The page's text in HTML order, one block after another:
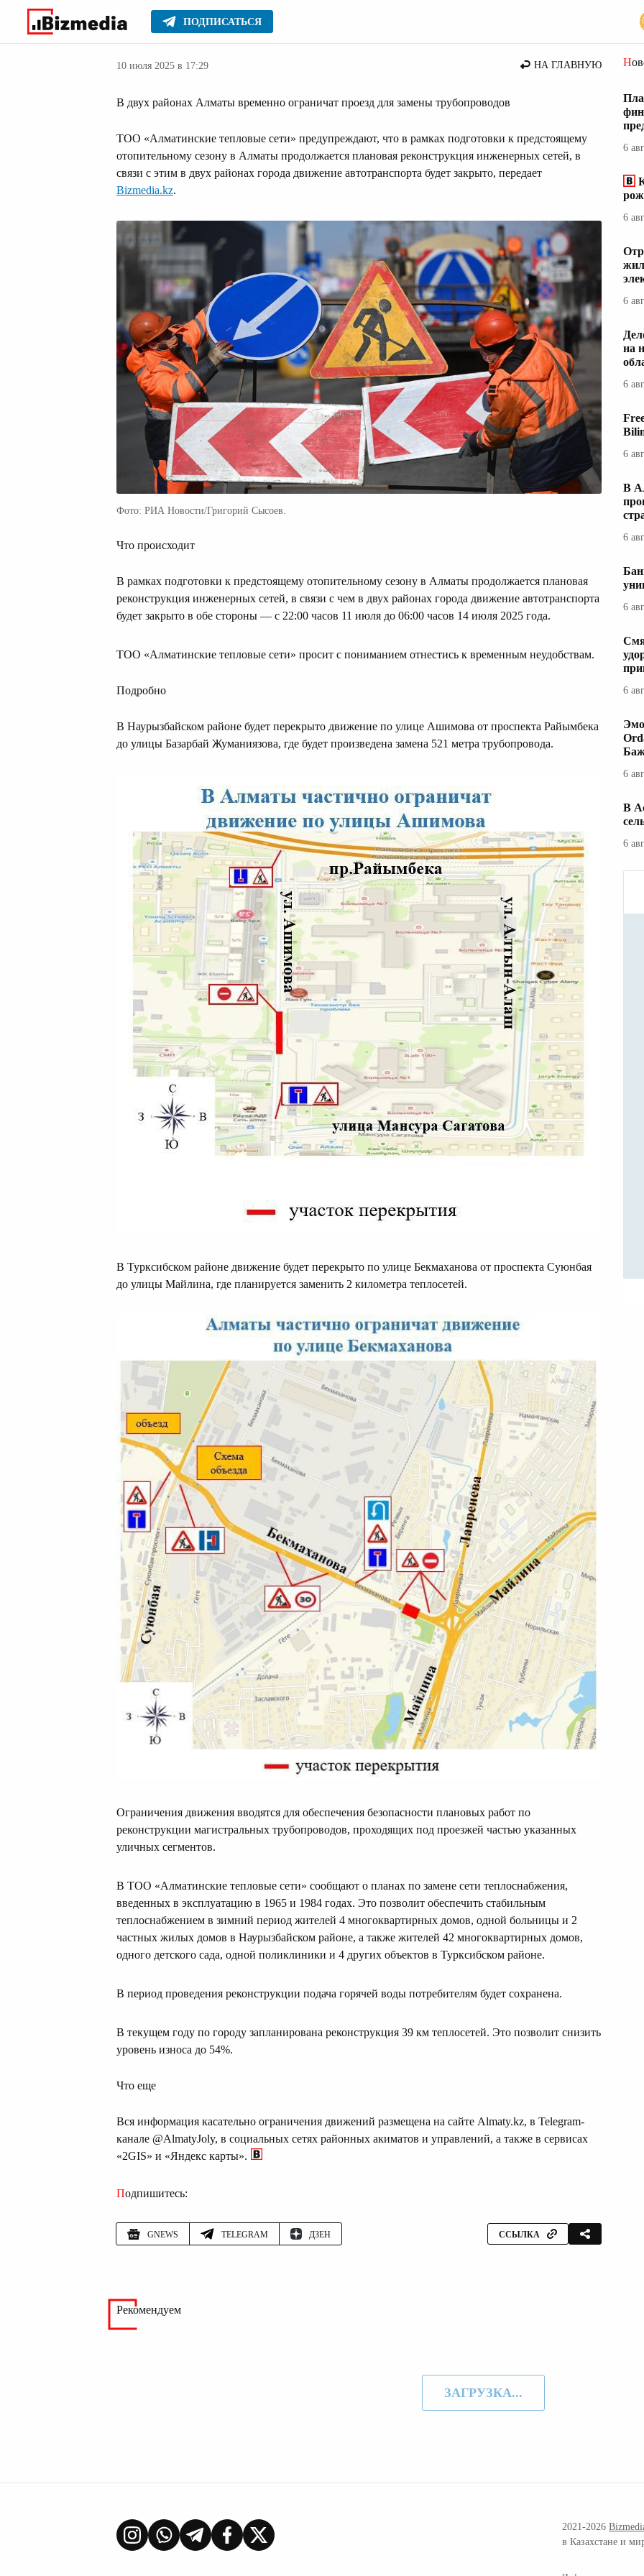
ПОДПИСАТЬСЯ
Главное Новости Новости Алматы
10 июля 2025 в 17:29 НА ГЛАВНУЮ
В двух районах Алматы временно ограничат проезд для замены трубопроводов
ТОО «Алматинские тепловые сети» предупреждают, что в рамках подготовки к предстоящему
отопительному сезону в Алматы продолжается плановая реконструкция инженерных сетей, в
связи с этим в двух районах города движение автотранспорта будет закрыто, передает
Bizmedia.kz.
Фото: РИА Новости/Григорий Сысоев.
Что происходит
В рамках подготовки к предстоящему отопительному сезону в Алматы продолжается плановая
реконструкция инженерных сетей, в связи с чем в двух районах города движение автотранспорта
будет закрыто в обе стороны — с 22:00 часов 11 июля до 06:00 часов 14 июля 2025 года.
ТОО «Алматинские тепловые сети» просит с пониманием отнестись к временным неудобствам.
Подробно
В Наурызбайском районе будет перекрыто движение по улице Ашимова от проспекта Райымбека
до улицы Базарбай Жуманиязова, где будет произведена замена 521 метра трубопровода.
В Турксибском районе движение будет перекрыто по улице Бекмаханова от проспекта Суюнбая
до улицы Майлина, где планируется заменить 2 километра теплосетей.
Ограничения движения вводятся для обеспечения безопасности плановых работ по
реконструкции магистральных трубопроводов, проходящих под проезжей частью указанных
уличных сегментов.
В ТОО «Алматинские тепловые сети» сообщают о планах по замене сети теплоснабжения,
введенных в эксплуатацию в 1965 и 1984 годах. Это позволит обеспечить стабильным
теплоснабжением в зимний период жителей 4 многоквартирных домов, одной больницы и 2
частных жилых домов в Наурызбайском районе, а также жителей 42 многоквартирных домов,
одного детского сада, одной поликлиники и 4 других объектов в Турксибском районе.
В период проведения реконструкции подача горячей воды потребителям будет сохранена.
В текущем году по городу запланирована реконструкция 39 км теплосетей. Это позволит снизить
уровень износа до 54%.
Что еще
Вся информация касательно ограничения движений размещена на сайте Almaty.kz, в Telegram-
канале @AlmatyJoly, в социальных сетях районных акиматов и управлений, а также в сервисах
«2GIS» и «Яндекс карты».
Подпишитесь:
GNEWS TELEGRAM ДЗЕН ССЫЛКА
6
6
6
на
6
6
В
6
6
6
6
В
6
Рекомендуем
ЗАГРУЗКА...
2021-2026
в Казахстане и